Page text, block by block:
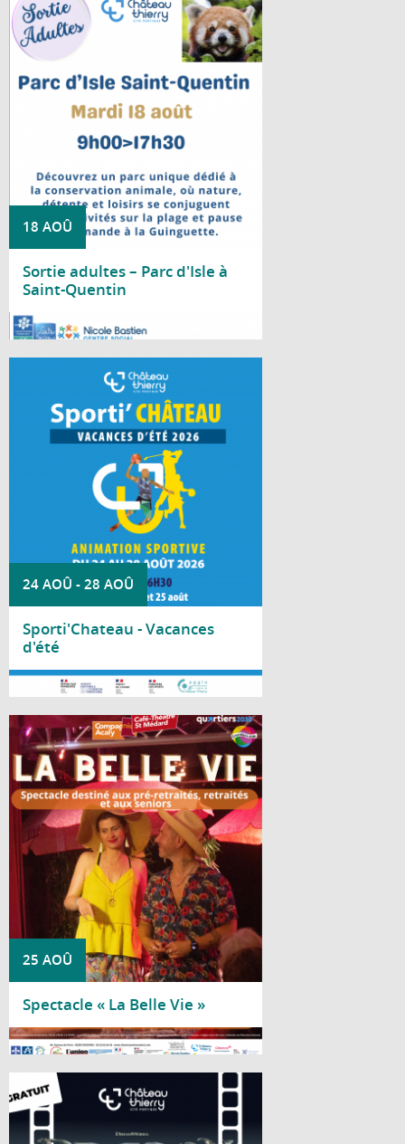
18 AOÛ
Sortie adultes – Parc d'Isle à
Saint-Quentin
Le Centre social Nicole Bastien vous
propose une sortie au Parc d'Isle, à Saint-
Quentin, le mardi 18 août, de 9 h à 17 h 30.
24 AOÛ -28 AOÛ
Sporti'Chateau - Vacances
d'été
À chaque période de vacances scolaires, la
Ville de Château-Thierry invite les jeunes à
découvrir durant deux jours une multitude
d'activités sportives dans le cadre de
Sporti'Château.
Lire la suite
25 AOÛ
Spectacle « La Belle Vie »
Le Centre social Nicole Bastien vous invite
à découvrir « La Belle Vie », un spectacle
de la Compagnie Acaly, spécialement
proposé aux pré-retraités, retraités et
seniors.
Lire la suite
Le château médiéval se transforme en
salle de cinéma à ciel ouvert le temps
d'une soirée estivale, le vendredi 28 août